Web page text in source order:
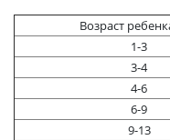
Возраст
1-3
3-4
4-6
6-9
9-13